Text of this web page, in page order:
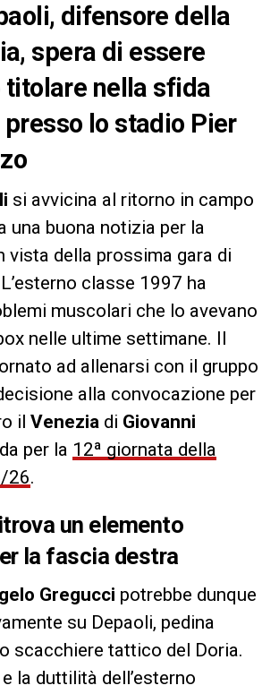
difensore della
spera di essere
titolare nella sfida
lo stadio Pier
si avvicina al ritorno in campo
una buona notizia per la
vista della prossima gara di
classe 1997 ha
muscolari che lo avevano
nelle ultime settimane. Il
ad allenarsi con il gruppo
alla convocazione per
il Venezia di Giovanni
per la 12ª giornata della
26.
un elemento
la fascia destra
Gregucci potrebbe dunque
su Depaoli, pedina
scacchiere tattico del Doria.
e la duttilità dell’esterno